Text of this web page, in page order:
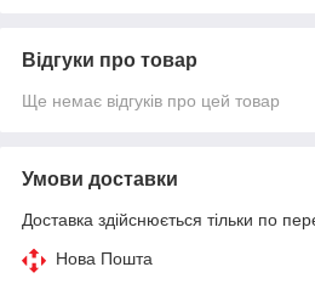
Відгуки про товар
Ще немає відгуків про цей товар
Умови доставки
Доставка здійснюється тільки по
Нова Пошта